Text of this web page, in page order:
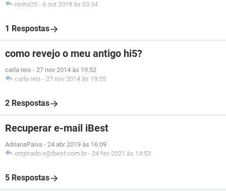
ninha25 - 6 out 2019 às 03:34
1 Respostas
como revejo o meu antigo hi5?
carla reis - 27 nov 2014 às 19:52
carla reis - 27 nov 2014 às 19:55
2 Respostas
Recuperar e-mail iBest
AdrianaPaiva - 24 abr 2019 às 16:09
originado.x@ibest.com.br - 24 fev 2021 às 14:53
5 Respostas